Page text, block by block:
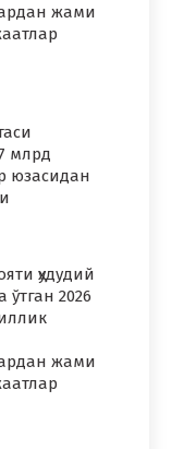
жами
млрд
юзасидан
ҳудудий
2026
жами